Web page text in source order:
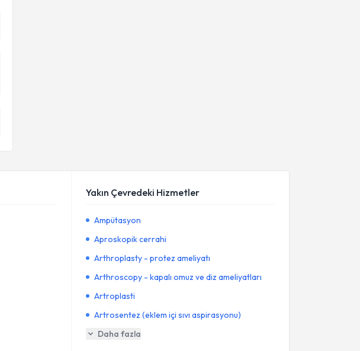
Yakın Çevredeki Hizmetler
Ampütasyon
Aproskopik cerrahi
Arthroplasty - protez ameliyatı
Arthroscopy - kapalı omuz ve diz ameliyatları
Artroplasti
Artrosentez (eklem içi sıvı aspirasyonu)
Daha fazla